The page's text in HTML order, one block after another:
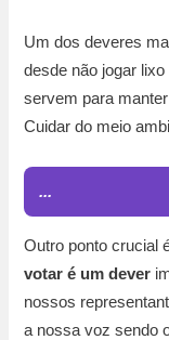
Um dos deveres
desde não jogar
servem para
Cuidar do meio
...
Outro ponto crucial
votar é um dever
nossos
a nossa voz sendo